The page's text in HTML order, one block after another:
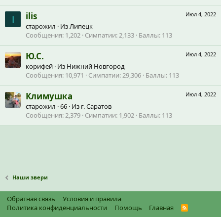
I
Июл 4, 2022
ilis
старожил · Из Липецк
Сообщения 1,202 Симпатии 2,133 Баллы 113
Июл 4, 2022
Ю.С.
корифей · Из Нижний Новгород
Сообщения 10,971 Симпатии 29,306 Баллы 113
Июл 4, 2022
Климушка
старожил ·66 · Из г. Саратов
Сообщения 2,379 Симпатии 1,902 Баллы 113
Наши звери
Обратная связь
Условия и правила
Политика конфиденциальности
Помощь Главная
R